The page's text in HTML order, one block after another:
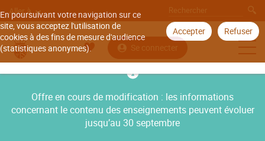
En poursuivant votre navigation sur ce
site, vous acceptez l'utilisation de
cookies à des fins de mesure d'audience
(statistiques anonymes).
Accepter Refuser
Aller à
Se connecter
Offre en cours de modification : les informations
concernant le contenu des enseignements peuvent évoluer
jusqu’au 30 septembre